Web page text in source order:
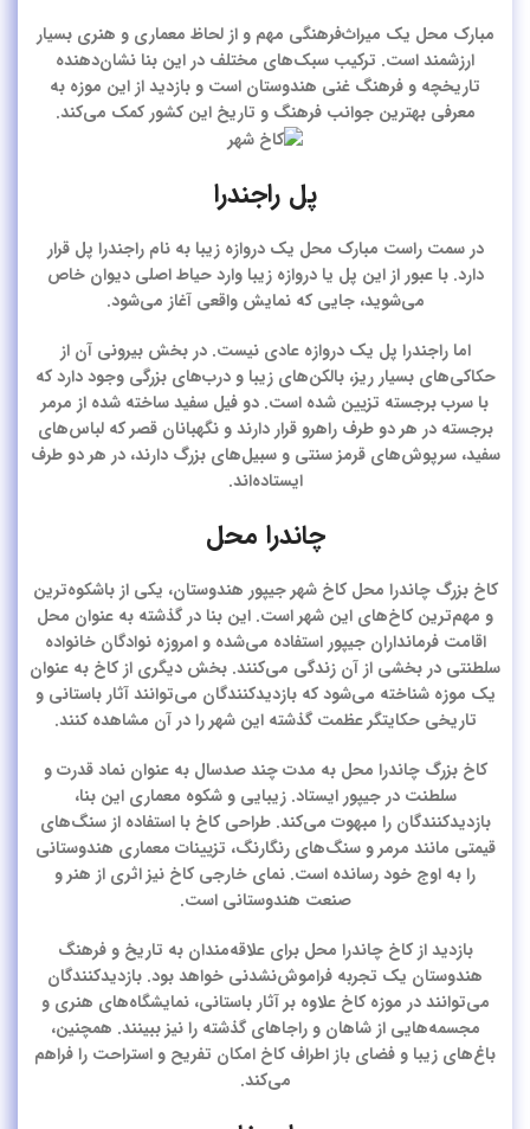
مبارک محل یک میراث‌فرهنگی مهم و از لحاظ معماری و هنری بسیار
ارزشمند است. ترکیب سبک‌های مختلف در این بنا نشان‌دهنده
تاریخچه و فرهنگ غنی هندوستان است و بازدید از این موزه به
معرفی بهترین جوانب فرهنگ و تاریخ این کشور کمک می‌کند.
پل راجندرا
در سمت راست مبارک محل یک دروازه زیبا به نام راجندرا پل قرار
دارد. با عبور از این پل یا دروازه زیبا وارد حیاط اصلی دیوان خاص
می‌شوید، جایی که نمایش واقعی آغاز می‌شود.
اما راجندرا پل یک دروازه عادی نیست. در بخش بیرونی آن از
حکاکی‌های بسیار ریز، بالکن‌های زیبا و درب‌های بزرگی وجود دارد که
با سرب برجسته تزیین شده است. دو فیل سفید ساخته شده از مرمر
برجسته در هر دو طرف راهرو قرار دارند و نگهبانان قصر که لباس‌های
سفید، سرپوش‌های قرمز سنتی و سبیل‌های بزرگ دارند، در هر دو طرف
ایستاده‌اند.
چاندرا محل
کاخ بزرگ چاندرا محل کاخ شهر جیپور هندوستان، یکی از باشکوه‌ترین
و مهم‌ترین کاخ‌های این شهر است. این بنا در گذشته به عنوان محل
اقامت فرمانداران جیپور استفاده می‌شده و امروزه نوادگان خانواده
سلطنتی در بخشی از آن زندگی می‌کنند. بخش دیگری از کاخ به عنوان
یک موزه شناخته می‌شود که بازدیدکنندگان می‌توانند آثار باستانی و
تاریخی حکایتگر عظمت گذشته این شهر را در آن مشاهده کنند.
کاخ بزرگ چاندرا محل به مدت چند صدسال به عنوان نماد قدرت و
سلطنت در جیپور ایستاد. زیبایی و شکوه معماری این بنا،
بازدیدکنندگان را مبهوت می‌کند. طراحی کاخ با استفاده از سنگ‌های
قیمتی مانند مرمر و سنگ‌های رنگارنگ، تزیینات معماری هندوستانی
را به اوج خود رسانده است. نمای خارجی کاخ نیز اثری از هنر و
صنعت هندوستانی است.
بازدید از کاخ چاندرا محل برای علاقه‌مندان به تاریخ و فرهنگ
هندوستان یک تجربه فراموش‌نشدنی خواهد بود. بازدیدکنندگان
می‌توانند در موزه کاخ علاوه بر آثار باستانی، نمایشگاه‌های هنری و
مجسمه‌هایی از شاهان و راجاهای گذشته را نیز ببینند. همچنین،
باغ‌های زیبا و فضای باز اطراف کاخ امکان تفریح و استراحت را فراهم
می‌کند.